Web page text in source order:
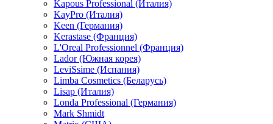
Kapous Professional (Италия)
KayPro (Италия)
Keen (Германия)
Kerastase (Франция)
L'Oreal Professionnel (Франция)
Lador (Южная корея)
LeviSsime (Испания)
Limba Cosmetics (Беларусь)
Lisap (Италия)
Londa Professional (Германия)
Mark Shmidt